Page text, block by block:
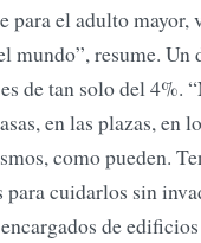
para el adulto mayor,
mundo”, resume. Un
de tan solo del 4%.
en las plazas, en
como pueden.
para cuidarlos sin
de